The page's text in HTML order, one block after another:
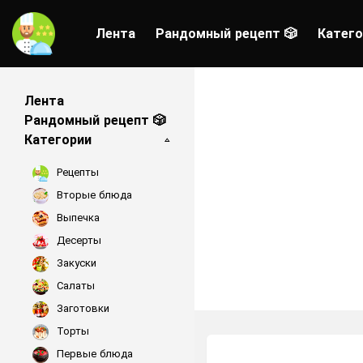
Лента Рандомный рецепт 🎲
Лента
Рандомный рецепт 🎲
Категории
Рецепты
Вторые блюда
Выпечка
Десерты
Закуски
Салаты
Заготовки
Торты
Первые блюда